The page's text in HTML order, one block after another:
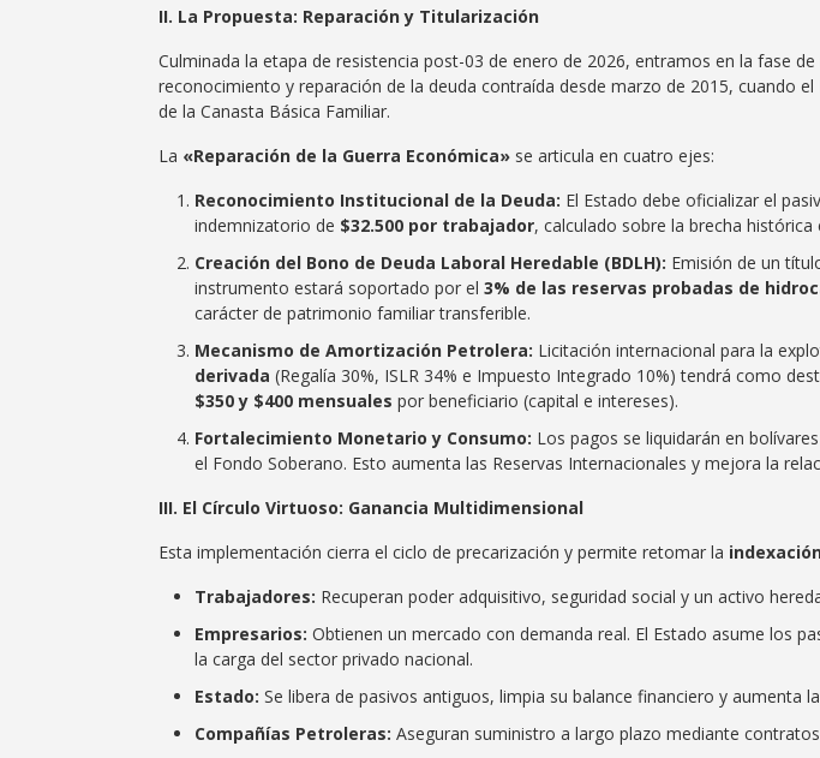
​II. La Propuesta: Reparación y Titularización
​Culminada la etapa de resistencia post-03 de enero de 2026, entramos en la fase
reconocimiento y reparación de la deuda contraída desde marzo de 2015, cuando
de la Canasta Básica Familiar.
​La «Reparación de la Guerra Económica» se articula en cuatro ejes:
Reconocimiento Institucional de la Deuda: El Estado debe oficializar el
indemnizatorio de $32.500 por trabajador, calculado sobre la brecha
Creación del Bono de Deuda Laboral Heredable (BDLH): Emisión de un
instrumento estará soportado por el 3% de las reservas probadas de
carácter de patrimonio familiar transferible.
Mecanismo de Amortización Petrolera: Licitación internacional para la
derivada (Regalía 30%, ISLR 34% e Impuesto Integrado 10%) tendrá como
$350 y $400 mensuales por beneficiario (capital e intereses).
Fortalecimiento Monetario y Consumo: Los pagos se liquidarán en
el Fondo Soberano. Esto aumenta las Reservas Internacionales y mejora la
​III. El Círculo Virtuoso: Ganancia Multidimensional
​Esta implementación cierra el ciclo de precarización y permite retomar la
Trabajadores: Recuperan poder adquisitivo, seguridad social y un activo
Empresarios: Obtienen un mercado con demanda real. El Estado asume los
la carga del sector privado nacional.
Estado: Se libera de pasivos antiguos, limpia su balance financiero y aumenta
Compañías Petroleras: Aseguran suministro a largo plazo mediante